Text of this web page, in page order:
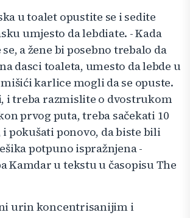
u toalet opustite se i sedite
umjesto da lebdiate. - Kada
a žene bi posebno trebalo da
dasci toaleta, umesto da lebde u
karlice mogli da se opuste.
i treba razmislite o dvostrukom
prvog puta, treba sačekati 10
i pokušati ponovo, da biste bili
potpuno ispražnjena -
Kamdar u tekstu u časopisu The
urin koncentrisanijim i